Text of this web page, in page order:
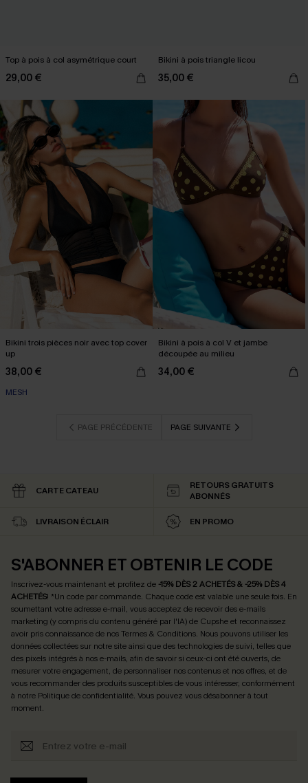
Top à pois à col asymétrique court
29,00 €
Bikini à pois triangle licou
35,00 €
Bikini trois pièces noir avec top cover
up
38,00 €
MESH
Bikini à pois à col V et jambe
découpée au milieu
34,00 €
PAGE PRÉCÉDENTE PAGE SUIVANTE
CARTE CATEAU
RETOURS GRATUITS
ABONNÉS
LIVRAISON ÉCLAIR EN PROMO
S'ABONNER ET OBTENIR LE CODE
Inscrivez-vous maintenant et profitez de -15% DÈS 2 ACHETÉS & -25% DÈS 4
ACHETÉS! *Un code par commande. Chaque code est valable une seule fois. En
soumettant votre adresse e-mail, vous acceptez de recevoir des e-mails
marketing (y compris du contenu généré par l'IA) de Cupshe et reconnaissez
avoir pris connaissance de nosTermes & Conditions. Nous pouvons utiliser les
données collectées sur notre site ainsi que des technologies de suivi, telles que
des pixels intégrés à nos e-mails, afin de savoir si ceux-ci ont été ouverts, de
mesurer votre engagement, de personnaliser nos contenus et nos offres, et de
vous recommander des produits susceptibles de vous intéresser, conformément
à notre Politique de confidentialité. Vous pouvez vous désabonner à tout
moment.